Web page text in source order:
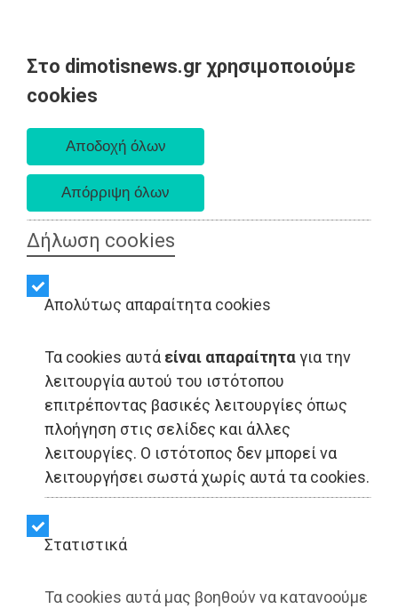
Στο dimotisnews.gr χρησιμοποιούμε
cookies
Δήλωση cookies
Απολύτως απαραίτητα cookies
Τα cookies αυτά είναι απαραίτηταγια την
λειτουργία αυτού του ιστότοπου
επιτρέποντας βασικές λειτουργίες όπως
πλοήγηση στις σελίδες και άλλες
λειτουργίες. Ο ιστότοπος δεν μπορεί να
λειτουργήσει σωστά χωρίς αυτά τα cookies.
Στατιστικά
Τα cookies αυτά μας βοηθούν να κατανοούμε
ΥΓΕΙΑ - Αθήνα
Μουζάκα: Ανάγκη
αναγνώρισης της
Μαστολογίας ως
ανεξάρτητης ειδικότητας